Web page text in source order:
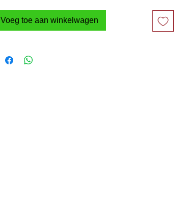
Voeg toe aan winkelwagen